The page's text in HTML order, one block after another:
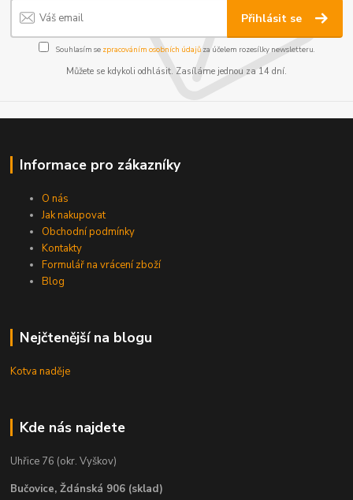
Přihlásit se
Souhlasím se zpracováním osobních údajůza účelem rozesílky newsletteru.
Můžete se kdykoli odhlásit. Zasíláme jednou za 14 dní.
Informace pro zákazníky
O nás
Jak nakupovat
Obchodní podmínky
Kontakty
Formulář na vrácení zboží
Blog
Nejčtenější na blogu
Kotva naděje
Kde nás najdete
Uhřice 76 (okr. Vyškov)
Bučovice, Ždánská 906 (sklad)